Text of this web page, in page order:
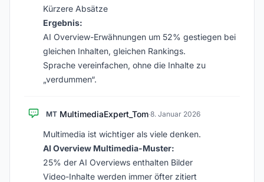
Kürzere Absätze
Ergebnis:
AI Overview-Erwähnungen um 52% gestiegen bei
gleichen Inhalten, gleichen Rankings.
Sprache vereinfachen, ohne die Inhalte zu
„verdummen“.
MT MultimediaExpert_Tom·8. Januar 2026
Multimedia ist wichtiger als viele denken.
AI Overview Multimedia-Muster:
25% der AI Overviews enthalten Bilder
Video-Inhalte werden immer öfter zitiert